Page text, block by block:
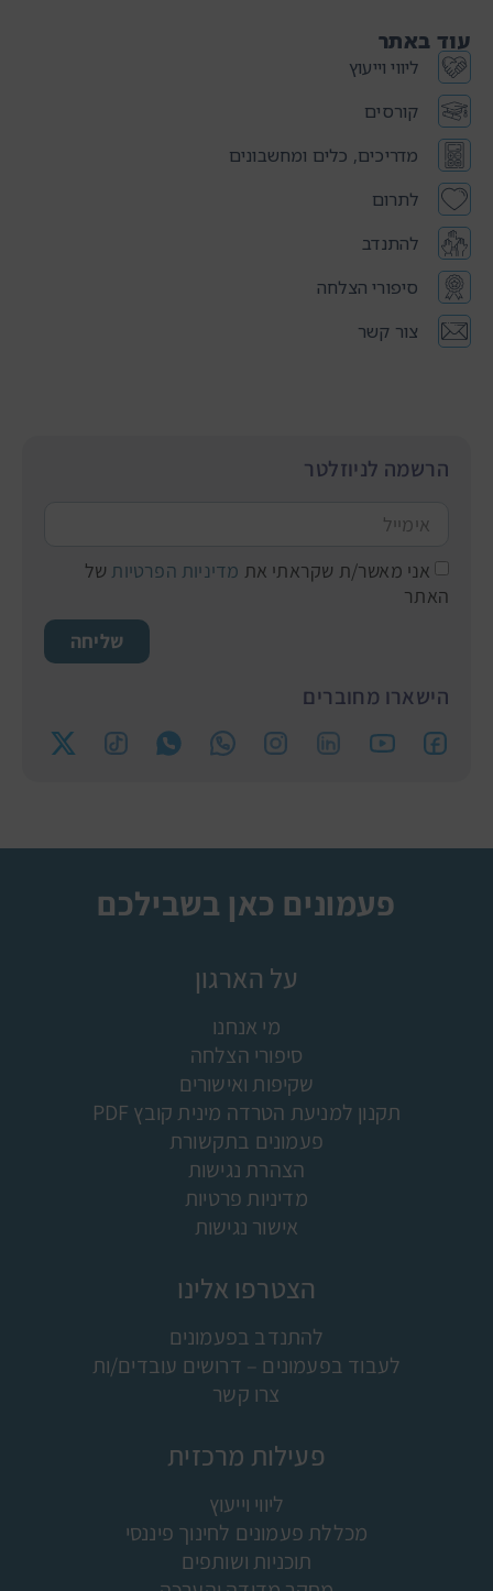
עוד באתר
ליווי וייעוץ
קורסים
מדריכים, כלים ומחשבונים
לתרום
להתנדב
סיפורי הצלחה
צור קשר
הרשמה לניוזלטר
אני מאשר/ת שקראתי את מדיניות הפרטיות של
האתר
שליחה
הישארו מחוברים
פעמונים כאן בשבילכם
על הארגון
מי אנחנו
סיפורי הצלחה
שקיפות ואישורים
תקנון למניעת הטרדה מינית קובץ PDF
פעמונים בתקשורת
הצהרת נגישות
מדיניות פרטיות
אישור נגישות
הצטרפו אלינו
להתנדב בפעמונים
לעבוד בפעמונים – דרושים עובדים/ות
צרו קשר
פעילות מרכזית
ליווי וייעוץ
מכללת פעמונים לחינוך פיננסי
תוכניות ושותפים